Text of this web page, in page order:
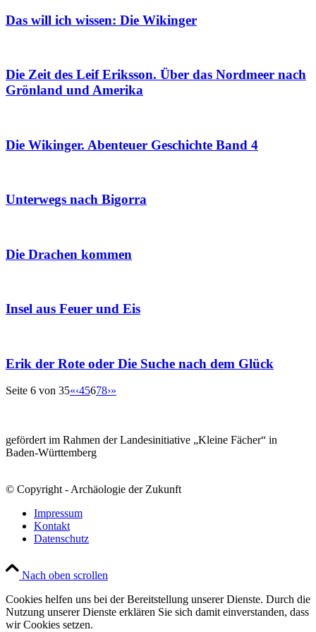
Das will ich wissen: Die Wikinger
Die Zeit des Leif Eriksson. Über das Nordmeer nach
Grönland und Amerika
Die Wikinger. Abenteuer Geschichte Band 4
Unterwegs nach Bigorra
Die Drachen kommen
Insel aus Feuer und Eis
Erik der Rote oder Die Suche nach dem Glück
Seite 6 von 35«‹45678›»
gefördert im Rahmen der Landesinitiative „Kleine Fächer“ in
Baden-Württemberg
© Copyright - Archäologie der Zukunft
Impressum
Kontakt
Datenschutz
Nach oben scrollen
Cookies helfen uns bei der Bereitstellung unserer Dienste. Durch die
Nutzung unserer Dienste erklären Sie sich damit einverstanden, dass
wir Cookies setzen.